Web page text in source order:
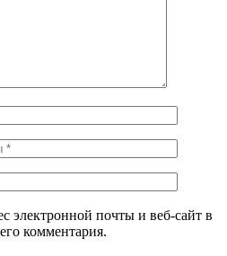
электронной почты и веб-сайт в
комментария.